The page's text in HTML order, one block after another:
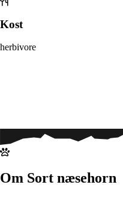
Kost
herbivore
Om Sort næsehorn